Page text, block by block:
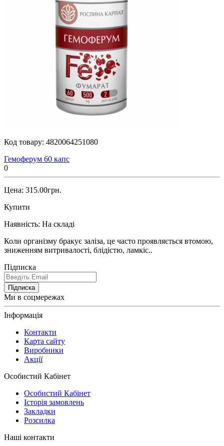
Код товару: 4820064251080
Гемоферум 60 капс
0
Цена: 315.00грн.
Купити
Наявність: На складі
Коли організму бракує заліза, це часто проявляється втомою,
зниженням витривалості, блідістю, ламкіс..
Підписка
Підписка
Ми в соцмережах
Інформація
Контакти
Карта сайту
Виробники
Акції
Особистий Кабінет
Особистий Кабінет
Історія замовлень
Закладки
Розсилка
Наші контакти